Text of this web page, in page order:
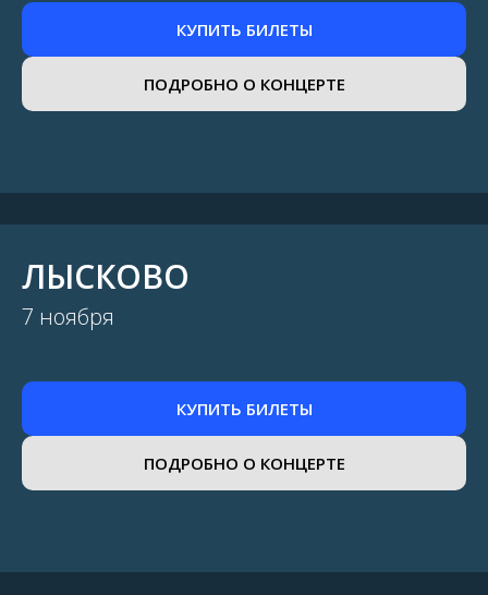
КУПИТЬ БИЛЕТЫ
ПОДРОБНО О КОНЦЕРТЕ
ЛЫСКОВО
7 ноября
КУПИТЬ БИЛЕТЫ
ПОДРОБНО О КОНЦЕРТЕ